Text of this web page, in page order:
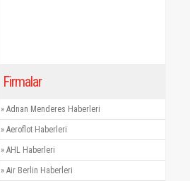
Firmalar
» Adnan Menderes Haberleri
» Aeroflot Haberleri
» AHL Haberleri
» Air Berlin Haberleri